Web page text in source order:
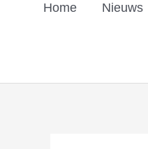
Home Nieuws